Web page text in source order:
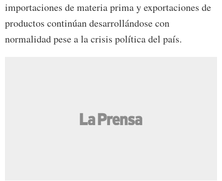
importaciones de materia prima y exportaciones de
productos continúan desarrollándose con
normalidad pese a la crisis política del país.